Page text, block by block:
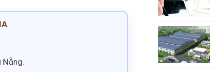
Nẵng.